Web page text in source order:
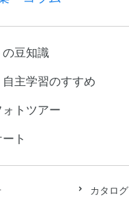
カタログ
の豆知識
自主学習のすすめ
トツアー
ト